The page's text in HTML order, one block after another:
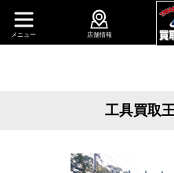
店舗情報
メニュー
工具買取